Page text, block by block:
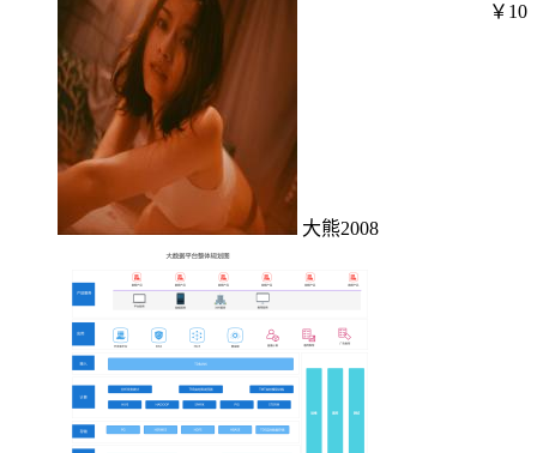
大熊2008
￥10